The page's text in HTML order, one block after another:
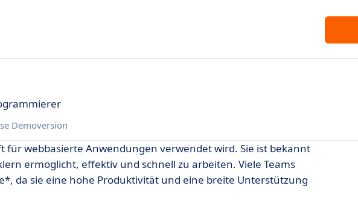
Demoversion
für webbasierte Anwendungen verwendet wird. Sie ist bekannt
ermöglicht, effektiv und schnell zu arbeiten. Viele Teams
da sie eine hohe Produktivität und eine breite Unterstützung